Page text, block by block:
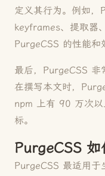
定义其行为。例如，
keyframes、提取器
PurgeCSS 的性能和
最后，PurgeCSS 非
在撰写本文时，
npm 上有 90 万次
标。
PurgeCSS 如
PurgeCSS 最适用于